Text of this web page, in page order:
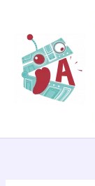
contenu